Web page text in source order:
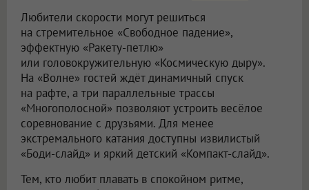
Любители скорости могут решиться
на стремительное «Свободное падение»,
эффектную «Ракету-петлю»
или головокружительную «Космическую дыру».
На «Волне» гостей ждёт динамичный спуск
на рафте, а три параллельные трассы
«Многополосной» позволяют устроить весёлое
соревнование с друзьями. Для менее
экстремального катания доступны извилистый
«Боди-слайд» и яркий детский «Компакт-слайд».
Тем, кто любит плавать в спокойном ритме,